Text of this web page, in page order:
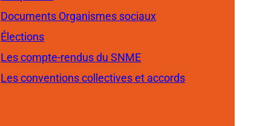
Documents Organismes sociaux
Élections
Les compte-rendus du SNME
Les conventions collectives et accords